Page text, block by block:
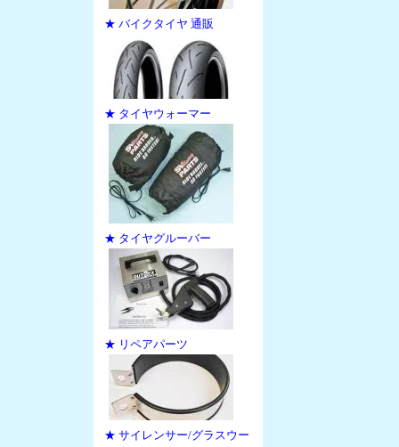
★ バイクタイヤ 通販
★ タイヤウォーマー
★ タイヤグルーバー
★ リペアパーツ
★ サイレンサー/グラスウー